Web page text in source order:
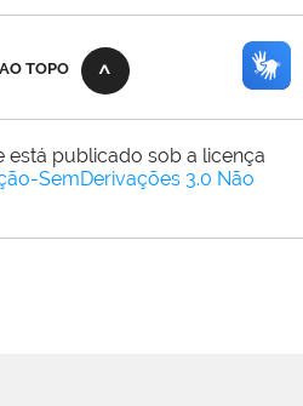
TOPO
está publicado sob a licença
SemDerivações 3.0 Não